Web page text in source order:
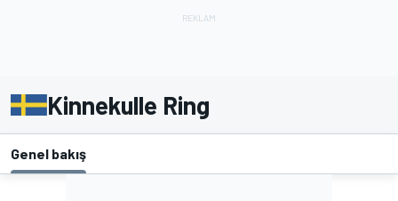
Kinnekulle Ring
Genel bakış